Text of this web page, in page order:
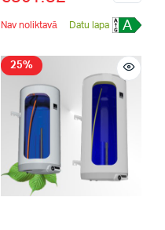
Nav noliktavā Datu lapa A
25%